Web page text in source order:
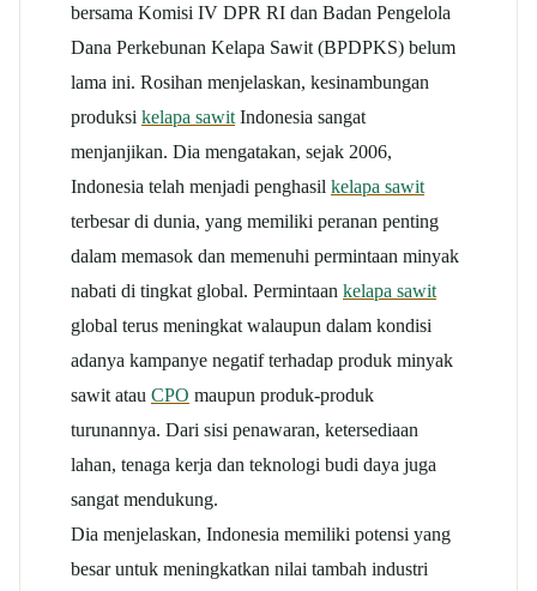
bersama Komisi IV DPR RI dan Badan Pengelola
Dana Perkebunan Kelapa Sawit (BPDPKS) belum
lama ini. Rosihan menjelaskan, kesinambungan
produksi kelapa sawitIndonesia sangat
menjanjikan. Dia mengatakan, sejak 2006,
Indonesia telah menjadi penghasil kelapa sawit
terbesar di dunia, yang memiliki peranan penting
dalam memasok dan memenuhi permintaan minyak
nabati di tingkat global. Permintaan kelapa sawit
global terus meningkat walaupun dalam kondisi
adanya kampanye negatif terhadap produk minyak
sawit atau CPO maupun produk-produk
turunannya. Dari sisi penawaran, ketersediaan
lahan, tenaga kerja dan teknologi budi daya juga
sangat mendukung.
Dia menjelaskan, Indonesia memiliki potensi yang
besar untuk meningkatkan nilai tambah industri